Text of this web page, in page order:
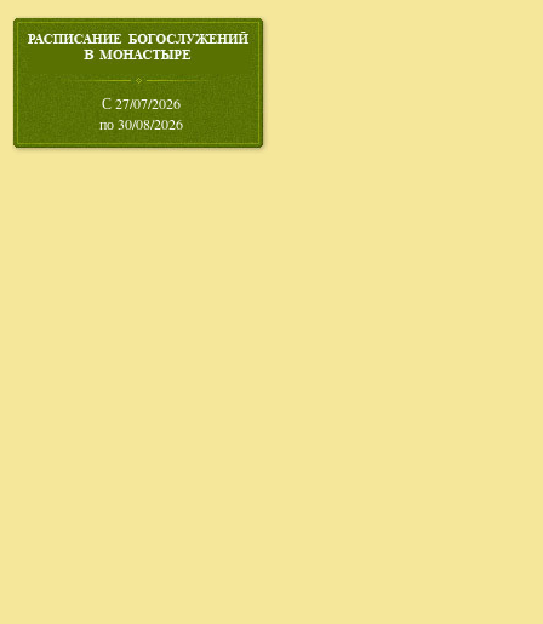
С 27/07/2026
по 30/08/2026